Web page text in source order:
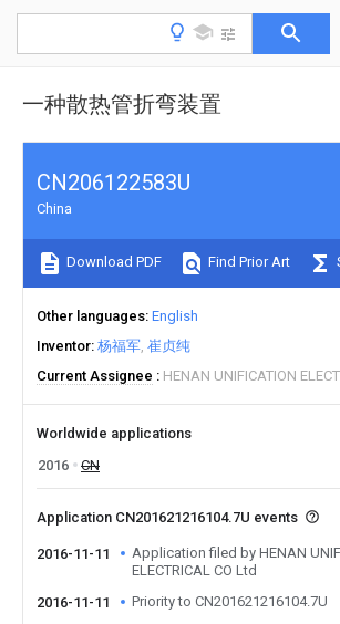
一种散热管折弯装置
CN206122583U
China
Download PDF Find Prior Art
Other languages English
Inventor 杨福军 崔贞纯
Current Assignee
HENAN UNIFICATION
Worldwide applications
2016
CN
Application CN201621216104.7U events
2016-11-11
Application filed by HENAN
ELECTRICAL CO Ltd
2016-11-11
Priority to CN201621216104.7U